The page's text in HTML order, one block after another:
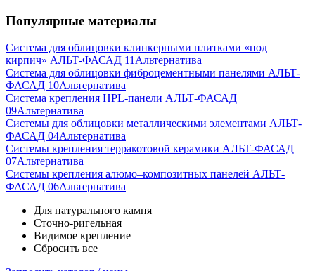
Популярные материалы
Система для облицовки клинкерными плитками «под
кирпич» АЛЬТ-ФАСАД 11 Альтернатива
Система для облицовки фиброцементными панелями АЛЬТ-
ФАСАД 10Альтернатива
Система крепления HPL-панели АЛЬТ-ФАСАД
09Альтернатива
Системы для облицовки металлическими элементами АЛЬТ-
ФАСАД 04Альтернатива
Системы крепления терракотовой керамики АЛЬТ-ФАСАД
07Альтернатива
Cистемы крепления алюмо–композитных панелей АЛЬТ-
ФАСАД 06Альтернатива
Для натурального камня
Сточно-ригельная
Видимое крепление
Сбросить все